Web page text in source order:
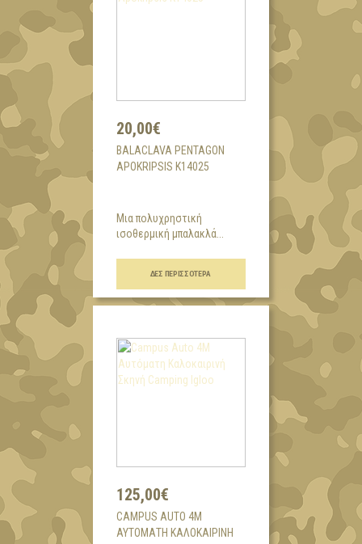
20,00€
BALACLAVA PENTAGON
APOKRIPSIS K14025
Μια πολυχρηστική
ισοθερμική μπαλακλά...
ΔΕΣ ΠΕΡΙΣΣΌΤΕΡΑ
125,00€
CAMPUS AUTO 4M
ΑΥΤΌΜΑΤΗ ΚΑΛΟΚΑΙΡΙΝΉ